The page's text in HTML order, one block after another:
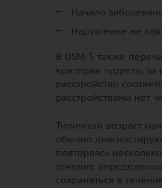
Начало
Нарушение не
В DSM-5 также
критерии туррета,
расстройство
расстройствами нет
Типичный возраст
обычно
повторяясь
течение
сохраняться в